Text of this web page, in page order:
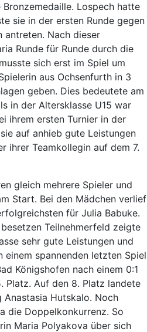
Lospech hatte
sie in der ersten Runde gegen
antreten. Nach dieser
Runde für Runde durch die
sich erst im Spiel um
aus Ochsenfurth in 3
geben. Dies bedeutete am
in der Altersklasse U15 war
ihrem ersten Turnier in der
auf anhieb gute Leistungen
ihrer Teamkollegin auf dem 7.
gleich mehrere Spieler und
Start. Bei den Mädchen verlief
für Julia Babuke.
Teilnehmerfeld zeigte
sehr gute Leistungen und
spannenden letzten Spiel
Königshofen nach einem 0:1
Platz. Auf den 8. Platz landete
Hutskalo. Noch
die Doppelkonkurrenz. So
Maria Polyakova über sich